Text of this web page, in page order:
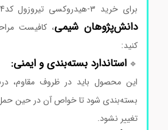
برایخرید ۳-هیدروکسی تیروزول کد91404
دانش‌پژوهانشیمی،کافیستمراحل
کنید:قیمت ۲-(۲-پیریدیل) اتیل‌آمین
استانداردبسته‌بندیوایمنی:
اینمحصولبایددر ظروفمقاوم،
بسته‌بندیشودتاخواصآندرحین
تغییرنشود.